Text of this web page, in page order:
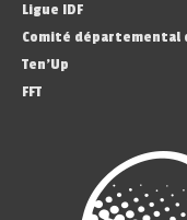
Ligue IDF
Comité départemental
Ten’Up
FFT